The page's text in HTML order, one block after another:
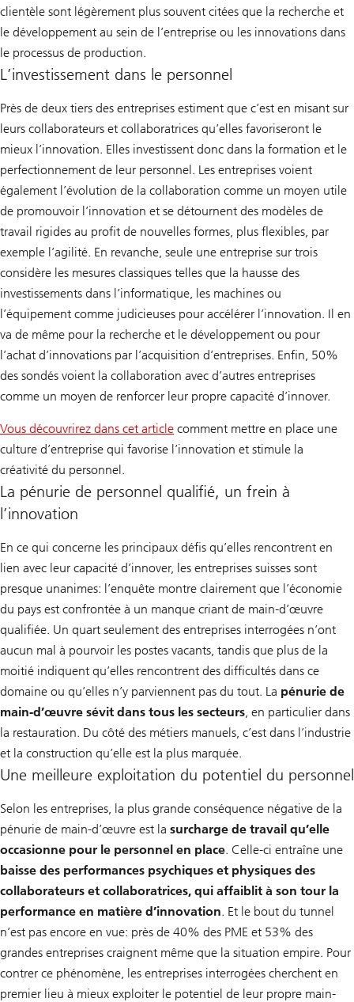
clientèle sont légèrement plus souvent citées que la recherche et
le développement au sein de l’entreprise ou les innovations dans
le processus de production.
L’investissement dans le personnel
Près de deux tiers des entreprises estiment que c’est en misant sur
leurs collaborateurs et collaboratrices qu’elles favoriseront le
mieux l’innovation. Elles investissent donc dans la formation et le
perfectionnement de leur personnel. Les entreprises voient
également l’évolution de la collaboration comme un moyen utile
de promouvoir l’innovation et se détournent des modèles de
travail rigides au profit de nouvelles formes, plus flexibles, par
exemple l’agilité. En revanche, seule une entreprise sur trois
considère les mesures classiques telles que la hausse des
investissements dans l’informatique, les machines ou
l’équipement comme judicieuses pour accélérer l’innovation. Il en
va de même pour la recherche et le développement ou pour
l’achat d’innovations par l’acquisition d’entreprises. Enfin, 50%
des sondés voient la collaboration avec d’autres entreprises
comme un moyen de renforcer leur propre capacité d’innover.
Vous découvrirez dans cet article comment mettre en place une
culture d’entreprise qui favorise l’innovation et stimule la
créativité du personnel.
La pénurie de personnel qualifié, un frein à
l’innovation
En ce qui concerne les principaux défis qu’elles rencontrent en
lien avec leur capacité d’innover, les entreprises suisses sont
presque unanimes: l’enquête montre clairement que l’économie
du pays est confrontée à un manque criant de main-d’œuvre
qualifiée. Un quart seulement des entreprises interrogées n’ont
aucun mal à pourvoir les postes vacants, tandis que plus de la
moitié indiquent qu’elles rencontrent des difficultés dans ce
domaine ou qu’elles n’y parviennent pas du tout. La pénurie de
main-d’œuvre sévit dans tous les secteurs, en particulier dans
la restauration. Du côté des métiers manuels, c’est dans l’industrie
et la construction qu’elle est la plus marquée.
Une meilleure exploitation du potentiel du personnel
Selon les entreprises, la plus grande conséquence négative de la
pénurie de main-d’œuvre est la surcharge de travail qu’elle
occasionne pour le personnel en place. Celle-ci entraîne une
baisse des performances psychiques et physiques des
collaborateurs et collaboratrices, qui affaiblit à son tour la
performance en matière d’innovation. Et le bout du tunnel
n’est pas encore en vue: près de 40% des PME et 53% des
grandes entreprises craignent même que la situation empire. Pour
contrer ce phénomène, les entreprises interrogées cherchent en
premier lieu à mieux exploiter le potentiel de leur propre main-